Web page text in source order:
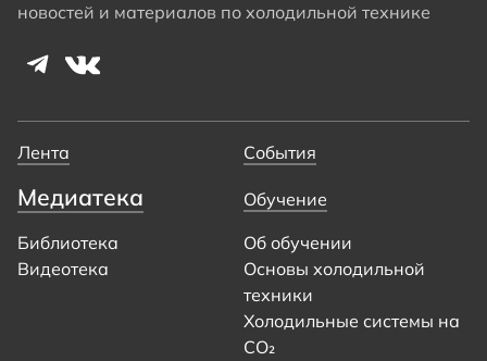
новостей и материалов по холодильной технике
Лента События
Медиатека
Библиотека
Видеотека
Обучение
Об обучении
Основы холодильной
техники
Холодильные системы на
CO₂